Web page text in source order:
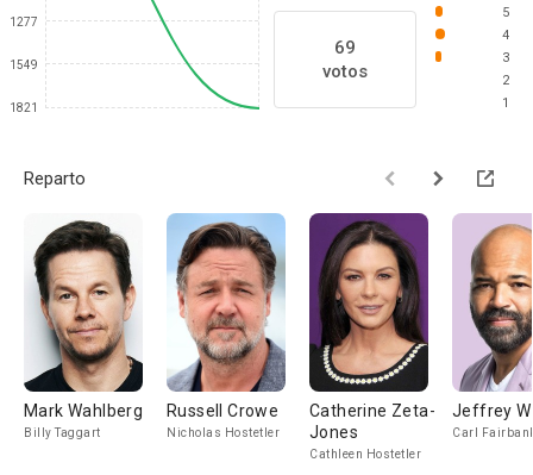
1277
1549
1821
69
votos
5
4
3
2
1
Reparto
Mark Wahlberg
Billy Taggart
Russell Crowe
Nicholas Hostetler
Catherine Zeta-
Jones
Cathleen Hostetler
Jeffrey
Carl